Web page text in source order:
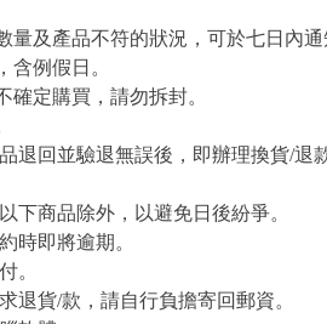
及產品不符的狀況，可於七日內通
例假日。
定購買，請勿拆封。
退回並驗退無誤後，即辦理換貨/退
下商品除外，以避免日後紛爭。
時即將逾期。
。
退貨/款，請自行負擔寄回郵資。